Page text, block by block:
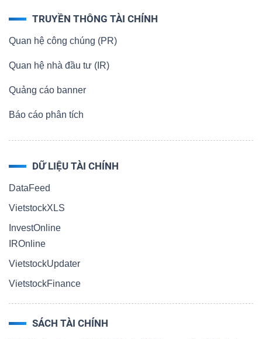
TRUYỀN THÔNG TÀI CHÍNH
Quan hệ công chúng (PR)
Quan hệ nhà đầu tư (IR)
Quảng cáo banner
Báo cáo phân tích
DỮ LIỆU TÀI CHÍNH
DataFeed
VietstockXLS
InvestOnline
IROnline
VietstockUpdater
VietstockFinance
SÁCH TÀI CHÍNH